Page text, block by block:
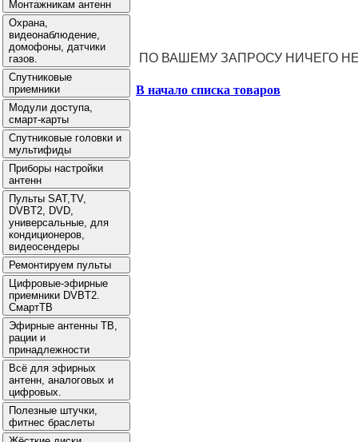
ПО ВАШЕМУ ЗАПРОСУ НИЧЕГО
В начало списка товаров